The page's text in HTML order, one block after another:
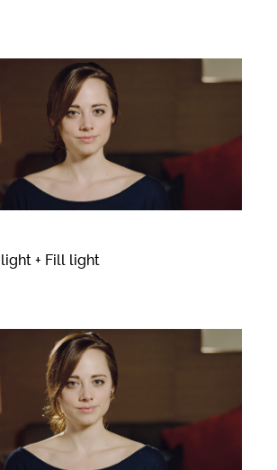
+ Fill light